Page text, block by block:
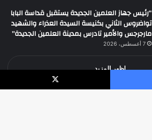
“رئيس جهاز العلمين الجديدة يستقبل قداسة البابا
تواضروس الثاني بكنيسة السيدة العذراء والشهيد
مارجرجس والأمير تادرس بمدينة العلمين الجديدة”
7 أغسطس، 2026
اظهر المزيد
‫X